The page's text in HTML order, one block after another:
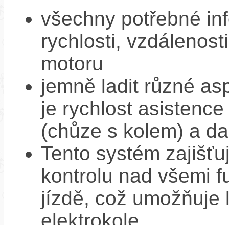
všechny potřebné
rychlosti,
motoru
jemně ladit různé
je rychlost
(chůze s kolem) a
Tento systém
kontrolu nad všemi
jízdě, což